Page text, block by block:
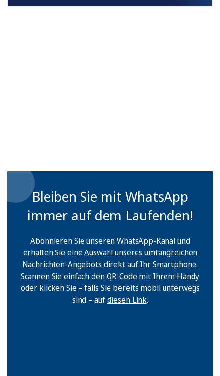
Bleiben Sie mit WhatsApp
immer auf dem Laufenden!
Abonnieren Sie unseren WhatsApp-Kanal und
erhalten Sie eine Auswahl unseres umfangreichen
Nachrichten-Angebots direkt auf Ihr Smartphone.
Scannen Sie einfach den QR-Code mit Ihrem Handy
oder klicken Sie – falls Sie bereits mobil unterwegs
sind – aufdiesen Link.